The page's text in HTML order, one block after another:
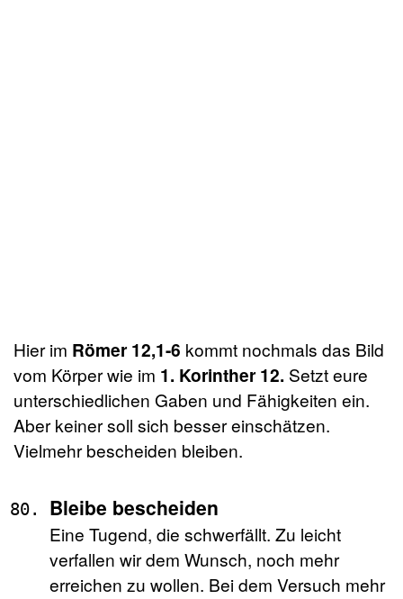
Hier im Römer 12,1-6 kommt nochmals das Bild
vom Körper wie im 1. Korinther 12. Setzt eure
unterschiedlichen Gaben und Fähigkeiten ein.
Aber keiner soll sich besser einschätzen.
Vielmehr bescheiden bleiben.
Bleibe bescheiden
Eine Tugend, die schwerfällt. Zu leicht
verfallen wir dem Wunsch, noch mehr
erreichen zu wollen. Bei dem Versuch mehr